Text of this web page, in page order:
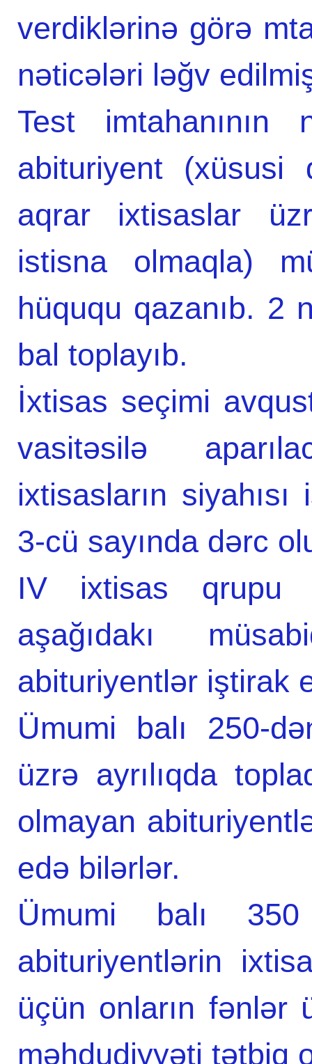
verdiklərinə görə
nəticələri ləğv
Test imtahanının
abituriyent
aqrar ixtisaslar
istisna olmaqla)
hüququ qazanıb. 2
bal toplayıb.
İxtisas seçimi
vasitəsilə
ixtisasların siyahısı
3-cü sayında dərc
IV ixtisas qrupu
aşağıdakı
abituriyentlər iştirak
Ümumi balı 250-
üzrə ayrılıqda
olmayan
edə bilərlər.
Ümumi balı
abituriyentlərin
üçün onların fənlər
məhdudiyyəti tətbiq